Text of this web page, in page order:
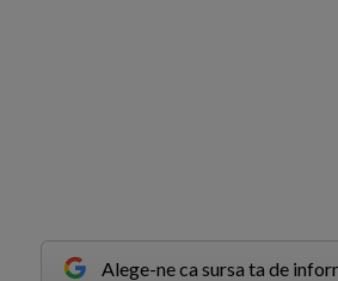
Alege-ne ca sursa ta de